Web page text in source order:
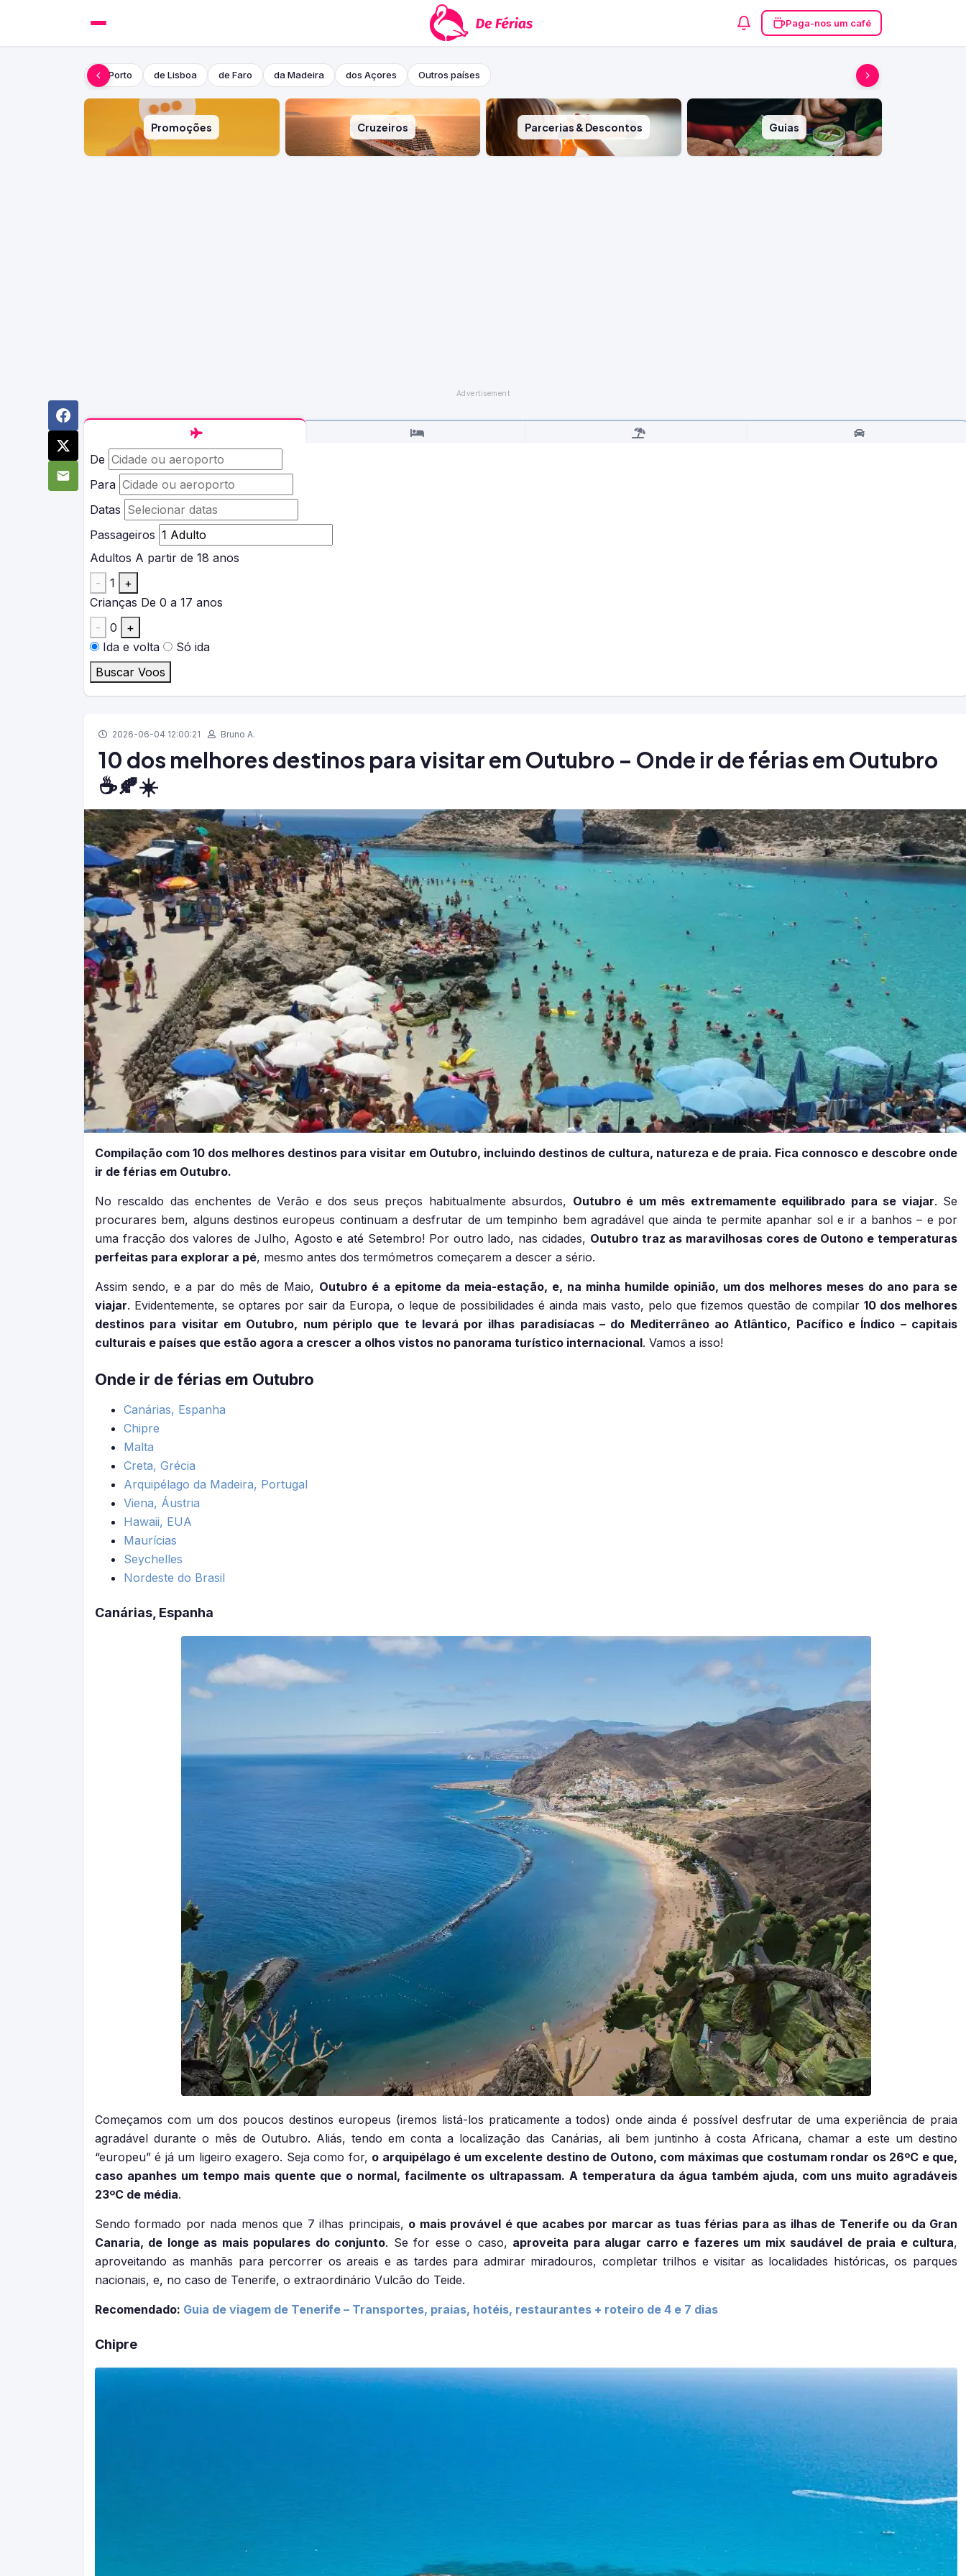
Paga-nos um café
do Porto de Lisboa de Faro da Madeira dos Açores Outros países
Promoções Cruzeiros Parcerias & Descontos Guias
De
Para
Datas
Passageiros
Adultos A partir de 18 anos
-
1
+
Crianças De 0 a 17 anos
-
0
+
Ida e volta
Só ida
Buscar Voos
2026-06-04 12:00:21 Bruno A.
10 dos melhores destinos para visitar em Outubro – Onde ir de férias em Outubro
☕🍂☀️
Compilação com 10 dos melhores destinos para visitar em Outubro, incluindo destinos de cultura, natureza e de praia. Fica connosco e descobre onde
ir de férias em Outubro.
No rescaldo das enchentes de Verão e dos seus preços habitualmente absurdos, Outubro é um mês extremamente equilibrado para se viajar. Se
procurares bem, alguns destinos europeus continuam a desfrutar de um tempinho bem agradável que ainda te permite apanhar sol e ir a banhos – e por
uma fracção dos valores de Julho, Agosto e até Setembro! Por outro lado, nas cidades, Outubro traz as maravilhosas cores de Outono e temperaturas
perfeitas para explorar a pé, mesmo antes dos termómetros começarem a descer a sério.
Assim sendo, e a par do mês de Maio, Outubro é a epitome da meia-estação, e, na minha humilde opinião, um dos melhores meses do ano para se
viajar. Evidentemente, se optares por sair da Europa, o leque de possibilidades é ainda mais vasto, pelo que fizemos questão de compilar 10 dos melhores
destinos para visitar em Outubro, num périplo que te levará por ilhas paradisíacas – do Mediterrâneo ao Atlântico, Pacífico e Índico – capitais
culturais e países que estão agora a crescer a olhos vistos no panorama turístico internacional. Vamos a isso!
Onde ir de férias em Outubro
Canárias, Espanha
Chipre
Malta
Creta, Grécia
Arquipélago da Madeira, Portugal
Viena, Áustria
Hawaii, EUA
Maurícias
Seychelles
Nordeste do Brasil
Canárias, Espanha
Começamos com um dos poucos destinos europeus (iremos listá-los praticamente a todos) onde ainda é possível desfrutar de uma experiência de praia
agradável durante o mês de Outubro. Aliás, tendo em conta a localização das Canárias, ali bem juntinho à costa Africana, chamar a este um destino
“europeu” é já um ligeiro exagero. Seja como for, o arquipélago é um excelente destino de Outono, com máximas que costumam rondar os 26ºC e que,
caso apanhes um tempo mais quente que o normal, facilmente os ultrapassam. A temperatura da água também ajuda, com uns muito agradáveis
23ºC de média.
Sendo formado por nada menos que 7 ilhas principais, o mais provável é que acabes por marcar as tuas férias para as ilhas de Tenerife ou da Gran
Canaria, de longe as mais populares do conjunto. Se for esse o caso, aproveita para alugar carro e fazeres um mix saudável de praia e cultura,
aproveitando as manhãs para percorrer os areais e as tardes para admirar miradouros, completar trilhos e visitar as localidades históricas, os parques
nacionais, e, no caso de Tenerife, o extraordinário Vulcão do Teide.
Recomendado: Guia de viagem de Tenerife – Transportes, praias, hotéis, restaurantes + roteiro de 4 e 7 dias
Chipre